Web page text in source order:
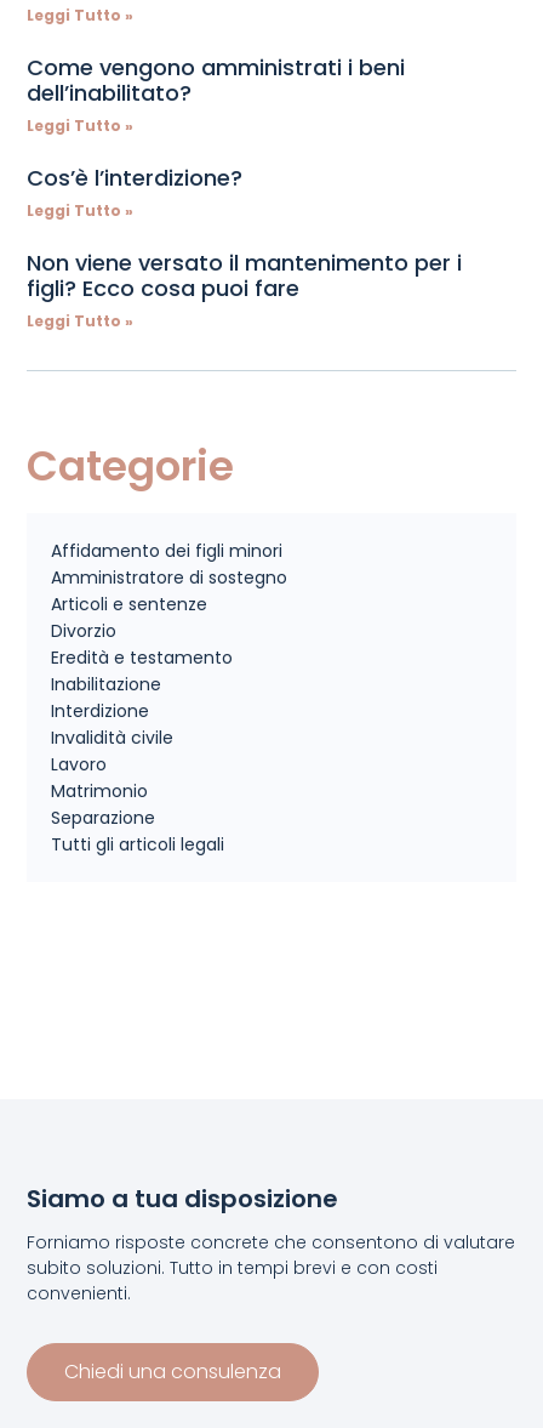
Leggi Tutto »
Come vengono amministrati i beni
dell’inabilitato?
Leggi Tutto »
Cos’è l’interdizione?
Leggi Tutto »
Non viene versato il mantenimento per i
figli? Ecco cosa puoi fare
Leggi Tutto »
Categorie
Affidamento dei figli minori
Amministratore di sostegno
Articoli e sentenze
Divorzio
Eredità e testamento
Inabilitazione
Interdizione
Invalidità civile
Lavoro
Matrimonio
Separazione
Tutti gli articoli legali
Siamo a tua disposizione
Forniamo risposte concrete che consentono di valutare
subito soluzioni. Tutto in tempi brevi e con costi
convenienti.
Chiedi una consulenza